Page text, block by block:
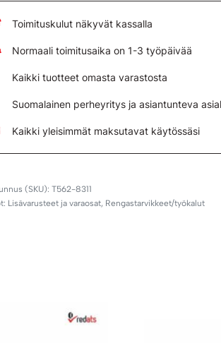
Toimituskulut näkyvät kassalla
Normaali toimitusaika on 1-3 työpäivää
Kaikki tuotteet omasta varastosta
Suomalainen perheyritys ja asiantunteva
Kaikki yleisimmät maksutavat käytössäsi
T562-8311
Lisävarusteet ja varaosat, Rengastarvikkeet/työkalut